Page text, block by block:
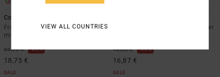
Costa Crinkle
Frauen Grün Bikinioberteil mit
mittlerer Bedeckung
50,00 € 63%
18,75 €
SALE
Frauen Blau Bikinihose mit mittlerer
45,00 € 63%
16,87 €
SALE
VIEW ALL COUNTRIES